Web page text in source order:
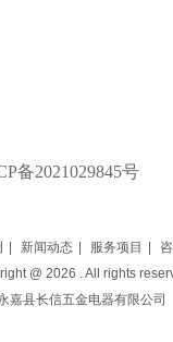
备2021029845号
新闻动态 服务项目
@ 2026 . All rights
嘉县长信五金电器有限公司